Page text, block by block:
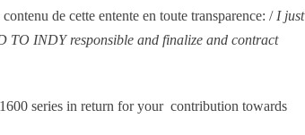
de cette entente en toute transparence: / I just
TO INDY responsible and finalize and contract
series in return for your contribution towards